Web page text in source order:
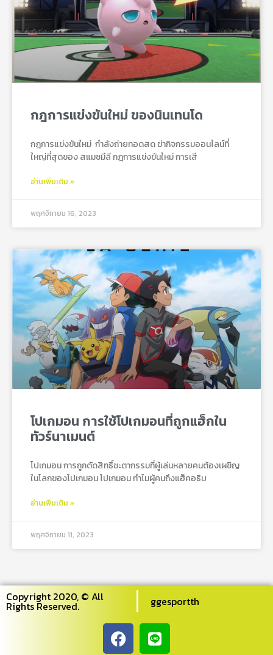
กฎการแข่งขันใหม่ ของนินเทนโด
กฎการแข่งขันใหม่ กําลังถ่ายทอดสด ฆ่ากิจกรรมออนไลน์ที่
ใหญ่ที่สุดของ สแมชมีลี กฎการแข่งขันใหม่ การเสี
อ่านเพิ่มเติม »
พฤศจิกายน 16, 2023
โปเกมอน การใช้โปเกมอนที่ถูกแฮ็กใน
ทัวร์นาเมนต์
โปเกมอน การถูกตัดสิทธิ์ชะตากรรมที่ผู้เล่นหลายคนต้องเผชิญ
ในโลกของโปเกมอน โปเกมอน ทำไมผู้คนถึงแฮ็คอธิบ
อ่านเพิ่มเติม »
พฤศจิกายน 11, 2023
Copyright 2020, © All
Rights Reserved. ggesportth